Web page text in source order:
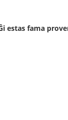
estas fama